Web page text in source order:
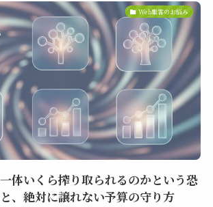
Web集客のお悩み
体いくら搾り取られるのかという恐
、絶対に譲れない予算の守り方